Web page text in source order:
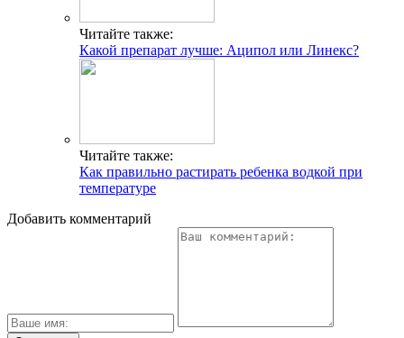
Читайте также:
Какой препарат лучше: Аципол или Линекс?
Читайте также:
Как правильно растирать ребенка водкой при
температуре
Добавить комментарий